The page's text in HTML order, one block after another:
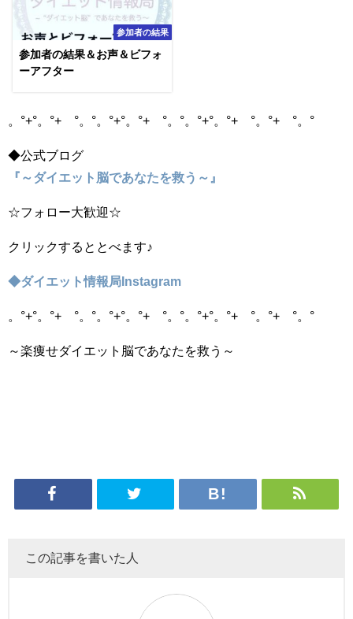
参加者の結果
参加者の結果＆お声＆ビフォ
ーアフター
。°+°。°+ °。°。°+°。°+ °。°。°+°。°+ °。°+ °。°
◆公式ブログ
『～ダイエット脳であなたを救う～』
☆フォロー大歓迎☆
クリックするととべます♪
◆ダイエット情報局Instagram
。°+°。°+ °。°。°+°。°+ °。°。°+°。°+ °。°+ °。°
～楽痩せダイエット脳であなたを救う～
この記事を書いた人